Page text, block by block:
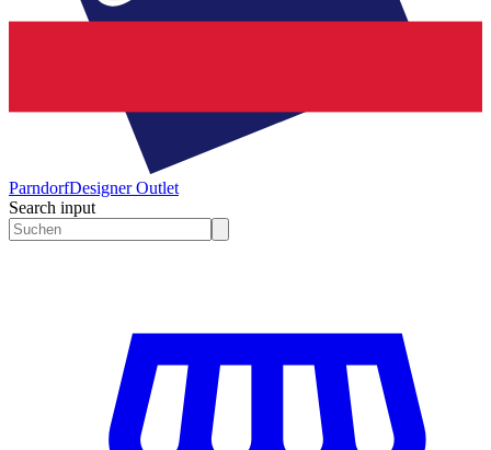
ParndorfDesigner Outlet
Search input